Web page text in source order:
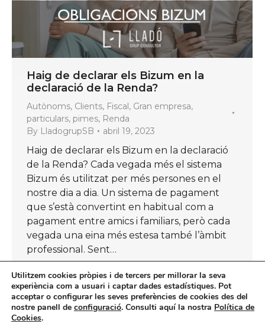
Haig de declarar els Bizum en la
declaració de la Renda?
Autònoms, Clients, Fiscal, Gran empresa,
particulars, pimes, Renda
By LladogrupSB abril 19, 2023
Haig de declarar els Bizum en la declaració
de la Renda? Cada vegada més el sistema
Bizum és utilitzat per més persones en el
nostre dia a dia. Un sistema de pagament
que s’està convertint en habitual com a
pagament entre amics i familiars, però cada
vegada una eina més estesa també l’àmbit
professional. Sent…
← 1 … 32 33 34 35 36
…
Utilitzem cookies pròpies i de tercers per millorar la seva
experiència com a usuari i captar dades estadístiques. Pot
acceptar o configurar les seves preferències de cookies des del
nostre panell de configuració. Consulti aquí la nostra Política de
Cookies.